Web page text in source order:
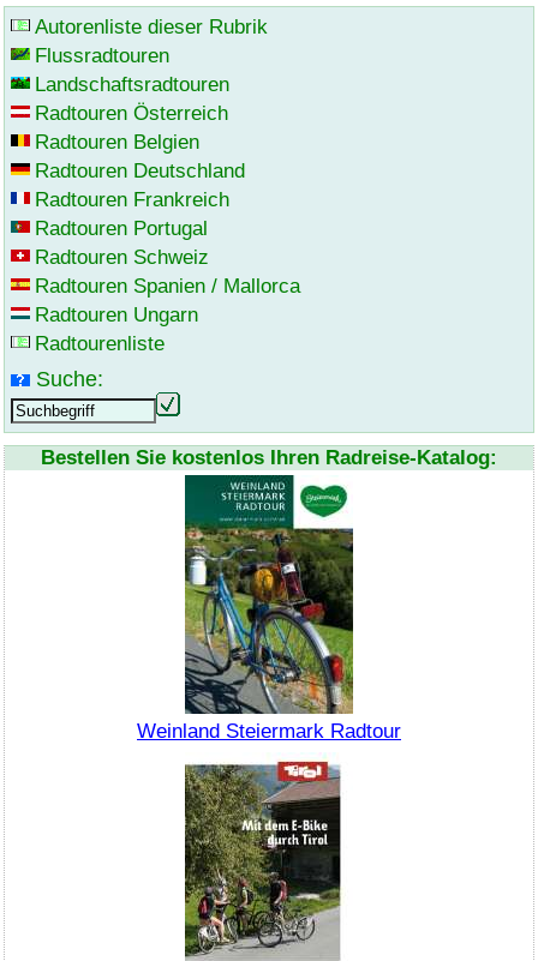
Autorenliste dieser Rubrik
Flussradtouren
Landschaftsradtouren
Radtouren Österreich
Radtouren Belgien
Radtouren Deutschland
Radtouren Frankreich
Radtouren Portugal
Radtouren Schweiz
Radtouren Spanien / Mallorca
Radtouren Ungarn
Radtourenliste
Suche:
Bestellen Sie kostenlos Ihren Radreise-Katalog:
Weinland Steiermark Radtour